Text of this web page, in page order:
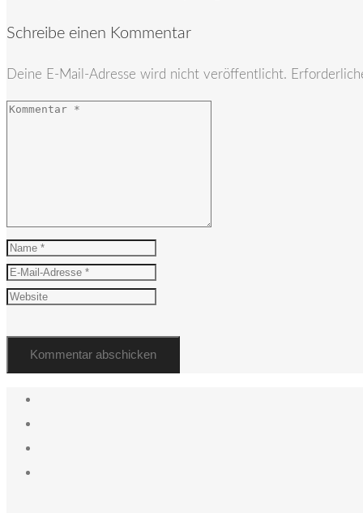
Schreibe einen Kommentar
Deine E-Mail-Adresse wird nicht veröffentlicht.